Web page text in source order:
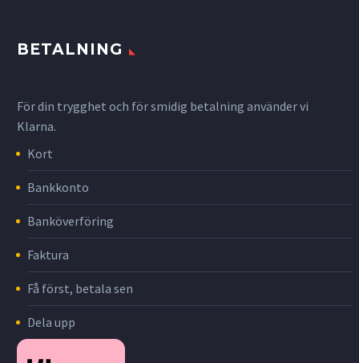
BETALNING
För din trygghet och för smidig betalning använder vi
Klarna.
Kort
Bankkonto
Banköverföring
Faktura
Få först, betala sen
Dela upp